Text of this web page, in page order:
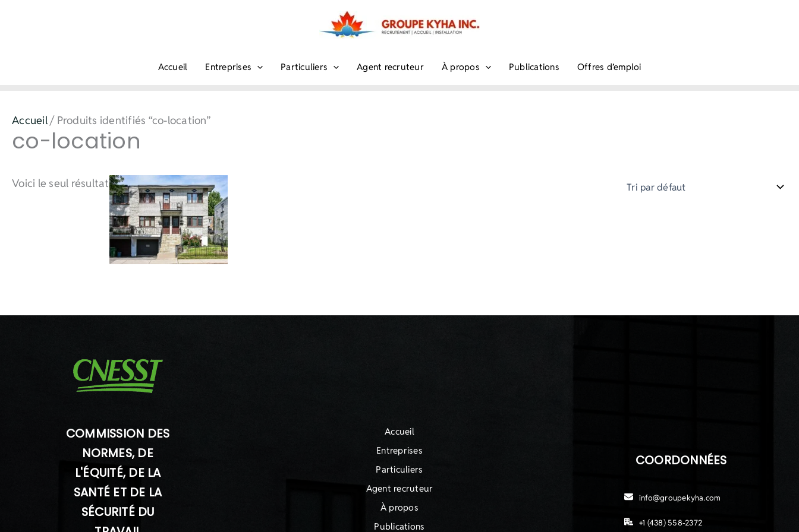
Accueil Entreprises Particuliers Agent recruteur À propos Publications Offres d’emploi
Accueil/ Produits identifiés “co-location”
co-location
Voici le seul résultat
COMMISSION DES
NORMES, DE
L'ÉQUITÉ, DE LA
SANTÉ ET DE LA
SÉCURITÉ DU
Accueil
Entreprises
Particuliers
Agent recruteur
À propos
Publications
COORDONNÉES
info@groupekyha.com
+1 (438) 558-2372